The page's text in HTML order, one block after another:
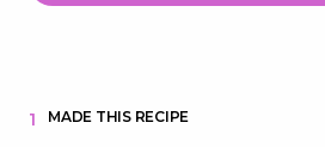
1 MADE THIS RECIPE